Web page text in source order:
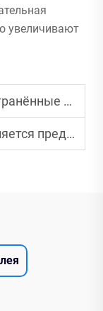
увеличивают
промышленного класса?
клеёв, покрытий и смазок?